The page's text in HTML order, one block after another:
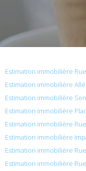
Estimation immobilière
Estimation immobilière
Estimation immobilière
Estimation immobilière
Estimation immobilière
Estimation immobilière
Estimation immobilière
Estimation immobilière